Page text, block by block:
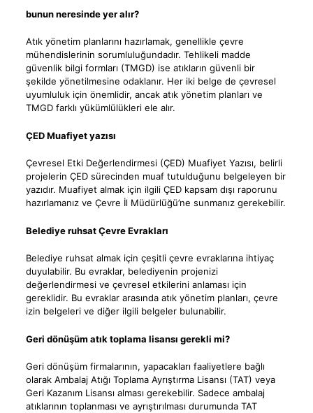
bunun neresinde yer alır?
Atık yönetim planlarını hazırlamak, genellikle çevre
mühendislerinin sorumluluğundadır. Tehlikeli madde
güvenlik bilgi formları (TMGD) ise atıkların güvenli bir
şekilde yönetilmesine odaklanır. Her iki belge de çevresel
uyumluluk için önemlidir, ancak atık yönetim planları ve
TMGD farklı yükümlülükleri ele alır.
ÇED Muafiyet yazısı
Çevresel Etki Değerlendirmesi (ÇED) Muafiyet Yazısı, belirli
projelerin ÇED sürecinden muaf tutulduğunu belgeleyen bir
yazıdır. Muafiyet almak için ilgili ÇED kapsam dışı raporunu
hazırlamanız ve Çevre İl Müdürlüğü’ne sunmanız gerekebilir.
Belediye ruhsat Çevre Evrakları
Belediye ruhsat almak için çeşitli çevre evraklarına ihtiyaç
duyulabilir. Bu evraklar, belediyenin projenizi
değerlendirmesi ve çevresel etkilerini anlaması için
gereklidir. Bu evraklar arasında atık yönetim planları, çevre
izin belgeleri ve diğer ilgili belgeler bulunabilir.
Geri dönüşüm atık toplama lisansı gerekli mi?
Geri dönüşüm firmalarının, yapacakları faaliyetlere bağlı
olarak Ambalaj Atığı Toplama Ayrıştırma Lisansı (TAT) veya
Geri Kazanım Lisansı alması gerekebilir. Sadece ambalaj
atıklarının toplanması ve ayrıştırılması durumunda TAT